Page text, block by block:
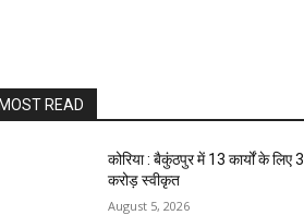
READ
कोरिया : बैकुंठपुर में 13 कार्यों के लिए 3
करोड़ स्वीकृत
August 5, 2026